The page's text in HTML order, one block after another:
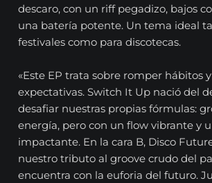
descaro, con un riff pegadizo, bajos
una batería potente. Un tema ideal
festivales como para discotecas.
«Este EP trata sobre romper hábitos
expectativas. Switch It Up nació del
desafiar nuestras propias fórmulas:
energía, pero con un flow vibrante y
impactante. En la cara B, Disco
nuestro tributo al groove crudo del
encuentra con la euforia del futuro.